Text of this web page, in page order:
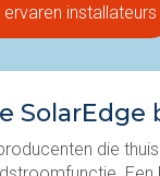
ervaren installateurs
SolarEdge
die